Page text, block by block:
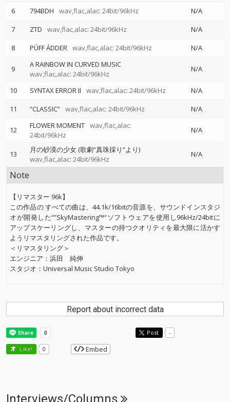
6 794BDH wav,flac,alac: 24bit/96kHz
N/A
7
ZTD wav,flac,alac: 24bit/96kHz
N/A
8
PÚFF ÁDDER wav,flac,alac: 24bit/96kHz N/A
9
A RAINBOW IN CURVED MUSIC
wav,flac,alac: 24bit/96kHz
N/A
10 SYNTAX ERROR II wav,flac,alac: 24bit/96kHz
N/A
11
“CLASSIC” wav,flac,alac: 24bit/96kHz N/A
12 FLOWER MOMENT wav,flac,alac:
24bit/96kHz
N/A
13
月の砂漠の少女 (歌劇“真珠採り”より)
wav,flac,alac: 24bit/96kHz
N/A
Note
【リマスター 96k】
この作品の すべての曲は、44.1k/16bitの音源を、サウンドインスタジ
オが開発した“”SkyMastering™“ソフトウェアを使用し96kHz/24bitに
アップスケーリングし、マスターの持つクオリティを最大限に活かす
ようリマスタリングされた作品です。
＜リマスタリング＞
エンジニア：浜田 純伸
スタジオ：Universal Music Studio Tokyo
Report about incorrect data
Post -
Like! 0 Embed
Interviews/Columns